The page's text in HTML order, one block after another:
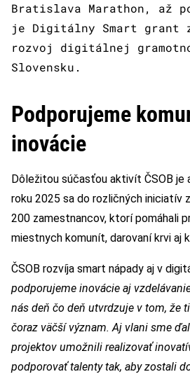
Bratislava Marathon, až
je Digitálny Smart grant
rozvoj digitálnej
Slovensku.
Podporujeme
inovácie
Dôležitou súčasťou aktivít ČSOB
roku 2025 sa do rozličných iniciatív
200 zamestnancov, ktorí pomáhali
miestnych komunít, darovaní krvi aj
ČSOB rozvíja smart nápady aj v
podporujeme inovácie aj
nás deň čo deň utvrdzuje v tom, že
čoraz väčší význam. Aj vlani sme
projektov umožnili realizovať
podporovať talenty tak, aby zostali